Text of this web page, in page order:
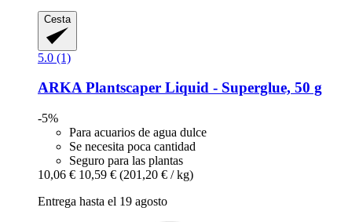
Cesta
5.0 (1)
ARKAPlantscaper Liquid -​ Superglue, 50 g
-5%
Para acuarios de agua dulce
Se necesita poca cantidad
Seguro para las plantas
10,06 € 10,59 € (201,20 € / kg)
Entrega hasta el 19 agosto